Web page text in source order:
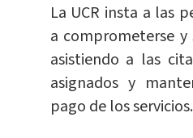
La UCR insta a las
a comprometerse y
asistiendo a las
asignados y
pago de los servicios.